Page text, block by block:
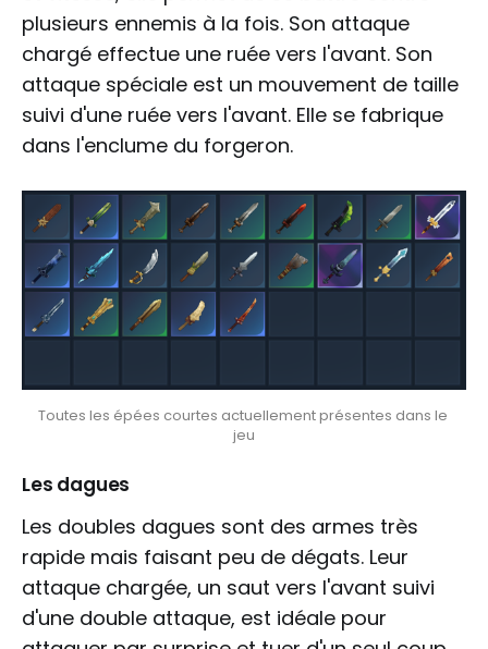
plusieurs ennemis à la fois. Son attaque
chargé effectue une ruée vers l'avant. Son
attaque spéciale est un mouvement de taille
suivi d'une ruée vers l'avant. Elle se fabrique
dans l'enclume du forgeron.
Toutes les épées courtes actuellement présentes dans le
jeu
Les dagues
Les doubles dagues sont des armes très
rapide mais faisant peu de dégats. Leur
attaque chargée, un saut vers l'avant suivi
d'une double attaque, est idéale pour